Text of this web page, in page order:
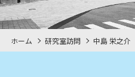
ホーム 研究室訪問 中島 栄之介